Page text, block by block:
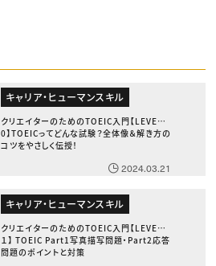
キャリア・ヒューマンスキル
クリエイターのためのTOEIC入門【LEVEL.
0】TOEICってどんな試験？全体像＆解き方の
コツをやさしく伝授！
2024.03.21
キャリア・ヒューマンスキル
クリエイターのためのTOEIC入門【LEVEL.
１】 TOEIC Part1写真描写問題・Part2応答
問題のポイントと対策